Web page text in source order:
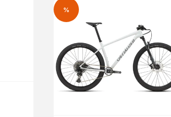
%